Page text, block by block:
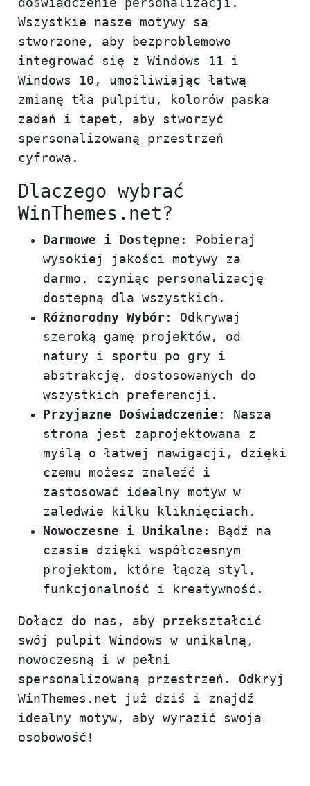
Wszystkie nasze motywy są
stworzone, aby bezproblemowo
integrować się z Windows 11 i
Windows 10, umożliwiając łatwą
zmianę tła pulpitu, kolorów paska
zadań i tapet, aby stworzyć
spersonalizowaną przestrzeń
cyfrową.
Dlaczego wybrać
WinThemes.net?
Darmowe i Dostępne : Pobieraj
wysokiej jakości motywy za
darmo, czyniąc personalizację
dostępną dla wszystkich.
Różnorodny Wybór: Odkrywaj
szeroką gamę projektów, od
natury i sportu po gry i
abstrakcję, dostosowanych do
wszystkich preferencji.
Przyjazne Doświadczenie : Nasza
strona jest zaprojektowana z
myślą o łatwej nawigacji, dzięki
czemu możesz znaleźć i
zastosować idealny motyw w
zaledwie kilku kliknięciach.
Nowoczesne i Unikalne : Bądź na
czasie dzięki współczesnym
projektom, które łączą styl,
funkcjonalność i kreatywność.
Dołącz do nas, aby przekształcić
swój pulpit Windows w unikalną,
nowoczesną i w pełni
spersonalizowaną przestrzeń. Odkryj
WinThemes.net już dziś i znajdź
idealny motyw, aby wyrazić swoją
osobowość!